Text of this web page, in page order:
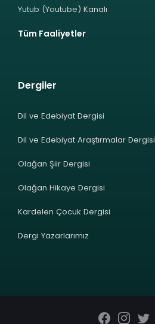
Yutub (Youtube) Kanalı
Tüm Faaliyetler
Dergiler
Dil ve Edebiyat Dergisi
Dil ve Edebiyat Araştırmalar Dergisi
Olağan Şiir Dergisi
Olağan Hikaye Dergisi
Kardelen Çocuk Dergisi
Dergi Yazarlarımız